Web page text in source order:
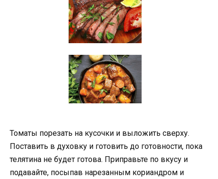
Томаты порезать на кусочки и выложить сверху.
Поставить в духовку и готовить до готовности, пока
телятина не будет готова. Приправьте по вкусу и
подавайте, посыпав нарезанным кориандром и